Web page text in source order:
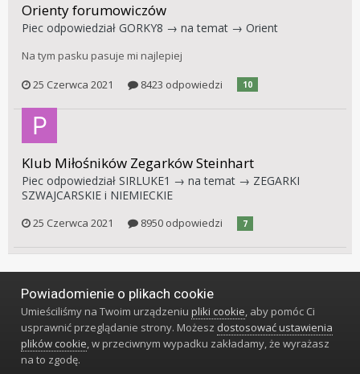
Orienty forumowiczów
Piec odpowiedział GORKY8 → na temat → Orient
Na tym pasku pasuje mi najlepiej
25 Czerwca 2021
8423 odpowiedzi 10
Klub Miłośników Zegarków Steinhart
Piec odpowiedział SIRLUKE1 → na temat → ZEGARKI
SZWAJCARSKIE i NIEMIECKIE
25 Czerwca 2021 8950 odpowiedzi 7
Język Styl Polityka prywatności
Klub Miłośników Zegarów i Zegarków
Powered by Invision Community
Powiadomienie o plikach cookie
Umieściliśmy na Twoim urządzeniupliki cookie, aby pomóc Ci
usprawnić przeglądanie strony. Możesz dostosować ustawienia
plików cookie, w przeciwnym wypadku zakładamy, że wyrażasz
na to zgodę.